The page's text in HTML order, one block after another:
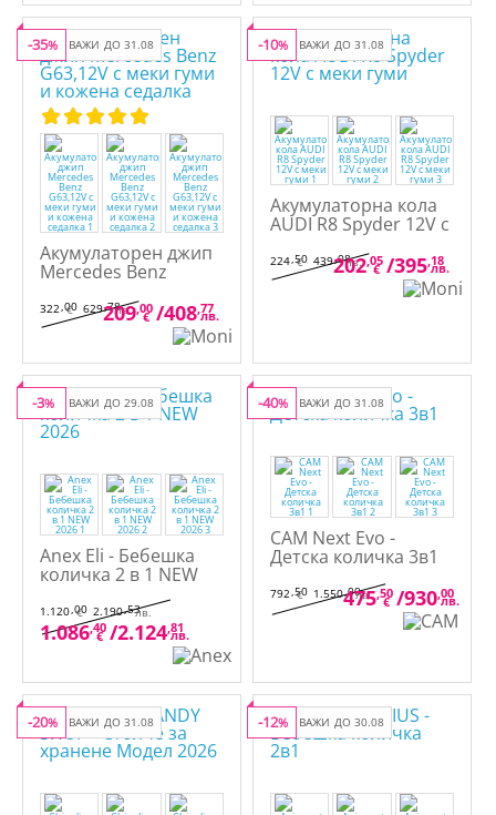
ВАЖИ ДО 31.08
-35%
Акумулаторен джип
Mercedes Benz
и кожена седалка
322,00
€ 629,78лв.
209,00
€ /408,77
лв.
ВАЖИ ДО 31.08
-10%
Акумулаторна кола
AUDI R8 Spyder 12V с
меки гуми
224,50
€ 439,08лв.
202,05
€ /395,18
лв.
ВАЖИ ДО 29.08
-3%
Anex Eli - Бебешка
количка 2 в 1 NEW
1.120,00
€ 2.190,53лв.
1.086,40
€ /2.124,81
лв.
ВАЖИ ДО 31.08
-40%
CAM Next Evo -
Детска количка 3в1
792,50
€ 1.550,00лв.
475,50
€ /930,00
лв.
ВАЖИ ДО 31.08
-20% ВАЖИ ДО 30.08
-12%